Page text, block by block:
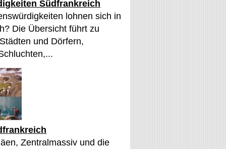
Südfrankreich
lohnen sich in
Die Übersicht führt zu
und Dörfern,
Zentralmassiv und die